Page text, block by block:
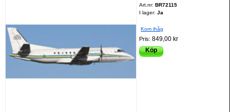
Art.nr:BR72115
I lager: Ja
Kom ihåg
Pris:849,00 kr
Köp